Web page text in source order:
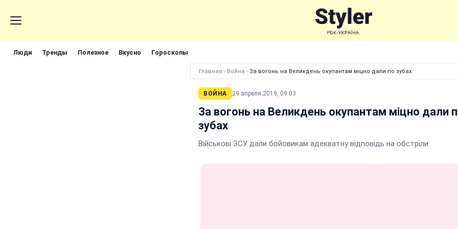
Люди Тренды Полезное Вкусно Гороскопы
Главная › Война › За вогонь на Великдень окупантам міцно дали по зубах
ВОЙНА 29 апреля 2019, 09:03
За вогонь на Великдень окупантам міцно дали
зубах
Військові ЗСУ дали бойовикам адекватну відповідь на обстріли